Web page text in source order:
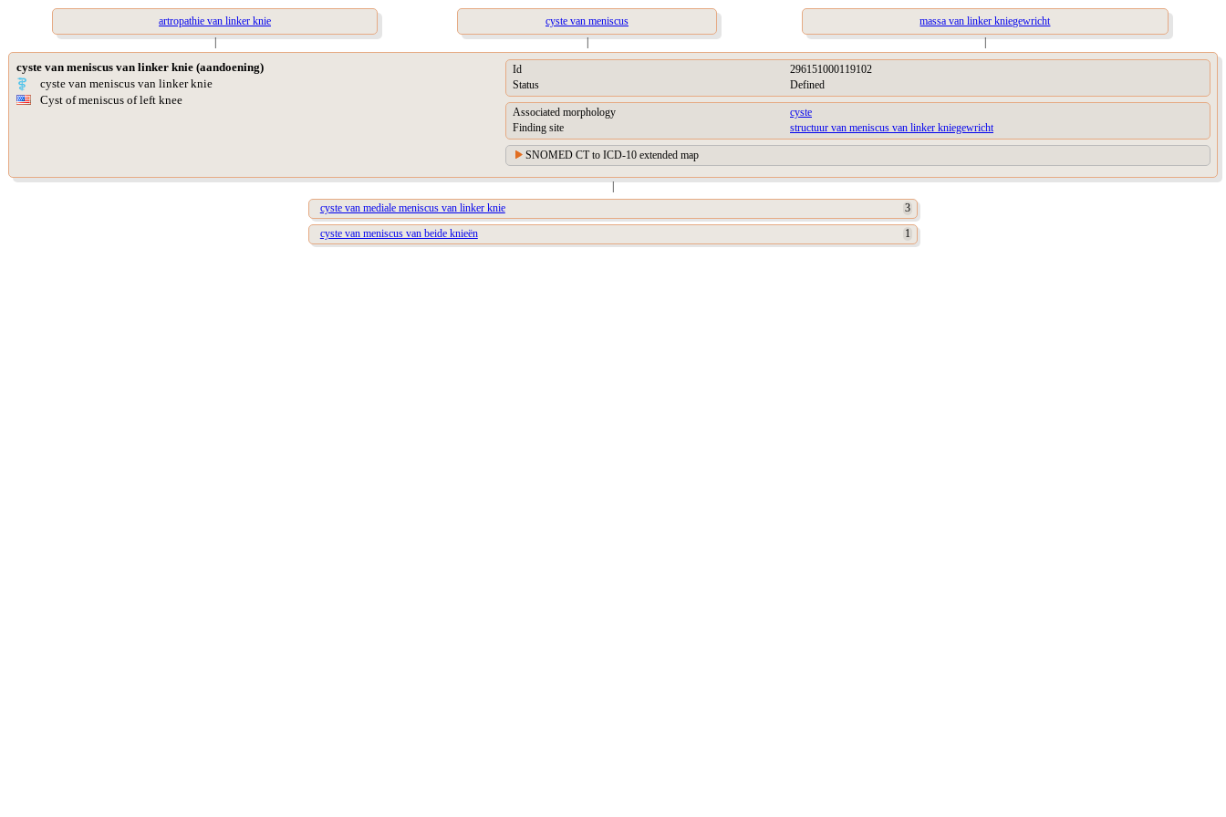
artropathie van linker knie cyste van meniscus
massa van linker kniegewricht
|
| |
cyste van meniscus van linker knie (aandoening)
cyste van meniscus van linker knie
Cyst of meniscus of left knee
Id
296151000119102
Status
Defined
Associated morphology
cyste
Finding site
structuur van meniscus van linker kniegewricht
SNOMED CT to ICD-10 extended map
|
cyste van mediale meniscus van linker knie
3
cyste van meniscus van beide knieën
1